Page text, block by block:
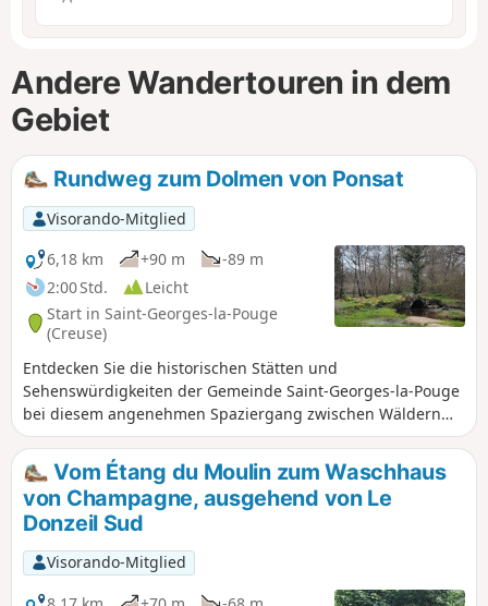
Andere Wandertouren in dem
Gebiet
Rundweg zum Dolmen von Ponsat
Visorando-Mitglied
6,18 km
+90 m
-89 m
2:00 Std.
Leicht
Start in Saint-Georges-la-Pouge
(Creuse)
Entdecken Sie die historischen Stätten und
Sehenswürdigkeiten der Gemeinde Saint-Georges-la-Pouge
bei diesem angenehmen Spaziergang zwischen Wäldern
und Feuchtgebieten. Eine Tour zu einigen der vielen
Schätze, die die Creuse zu bieten hat.
Vom Étang du Moulin zum Waschhaus
von Champagne, ausgehend von Le
Donzeil Sud
Visorando-Mitglied